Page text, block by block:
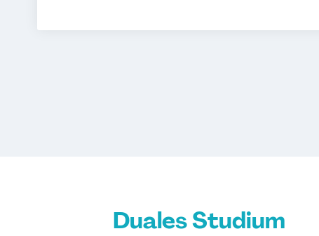
Business Management (Schwerpunkt
Duales Studium